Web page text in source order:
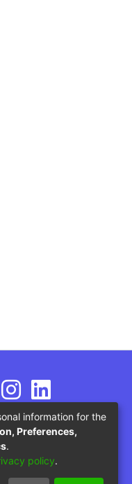
information for the
Preferences,
.
policy.